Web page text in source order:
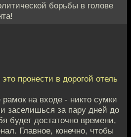
борьбы в голове
пронести в дорогой отель
на входе - никто сумки
заселишься за пару дней до
будет достаточно времени,
Главное, конечно, чтобы